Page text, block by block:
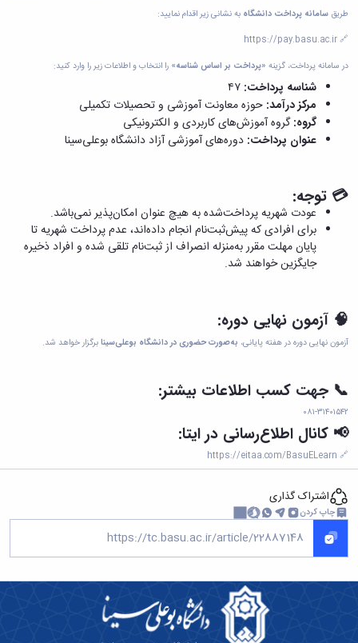
طریق سامانه پرداخت دانشگاه به نشانی زیر اقدام نمایید:
🔗
https://pay.basu.ac.ir
در سامانه پرداخت، گزینه «پرداخت بر اساس شناسه» را انتخاب و اطلاعات زیر را وارد کنید:
شناسه پرداخت:
مرکز درآمد: حوزه معاونت آموزشی و تحصیلات تکمیلی
گروه:گروه آموزش‌های کاربردی و الکترونیکی
عنوان پرداخت: دوره‌های آموزشی آزاد دانشگاه بوعلی‌سینا
💳 توجه:
عودت شهریه پرداخت‌شده به هیچ عنوان امکان‌پذیر نمی‌باشد.
برای افرادی که پیش‌ثبت‌نام انجام داده‌اند، عدم پرداخت شهریه تا
پایان مهلت مقرر به‌منزله انصراف از ثبت‌نام تلقی شده و افراد ذخیره
جایگزین خواهند شد.
🧠 آزمون نهایی دوره:
آزمون نهایی دوره در هفته پایانی، به‌صورت حضوری در دانشگاه بوعلی‌سینابرگزار خواهد شد.
📞 جهت کسب اطلاعات بیشتر:
۰۸۱-۳۱۴۰۱۵۴۲
📢 کانال اطلاع‌رسانی در ایتا:
🔗
https://eitaa.com/BasuELearn
اشتراک گذاری
چاپ کردن